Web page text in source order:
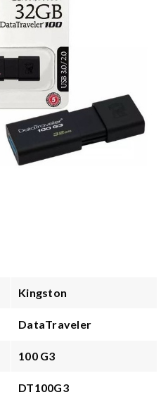
Kingston
DataTraveler
100 G3
DT100G3